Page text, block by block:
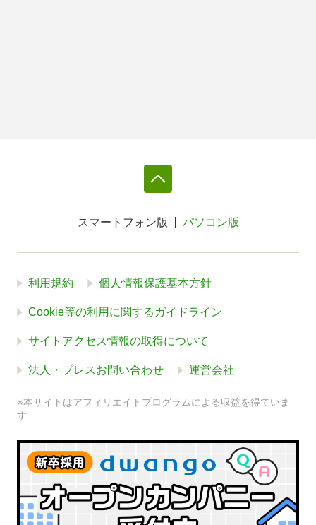
スマートフォン版 パソコン版
利用規約 個人情報保護基本方針
Cookie等の利用に関するガイドライン
サイトアクセス情報の取得について
法人・プレスお問い合わせ 運営会社
※本サイトはアフィリエイトプログラムによる収益を得ていま
す